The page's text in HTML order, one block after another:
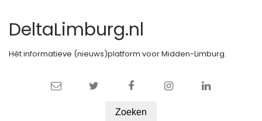
DeltaLimburg.nl
Hèt informatieve (nieuws)platform voor Midden-Limburg.
Zoeken